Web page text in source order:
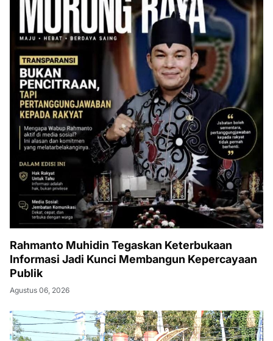
Rahmanto Muhidin Tegaskan Keterbukaan
Informasi Jadi Kunci Membangun Kepercayaan
Publik
Agustus 06, 2026